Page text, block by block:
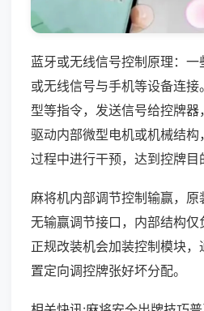
蓝牙或无线信号控制原理：
或无线信号与手机等设备连
型等指令，发送信号给控牌
驱动内部微型电机或机械结
过程中进行干预，达到控牌目
麻将机内部调节控制输赢，
无输赢调节接口，内部结构
正规改装机会加装控制模块
置定向调控牌张好坏分配。